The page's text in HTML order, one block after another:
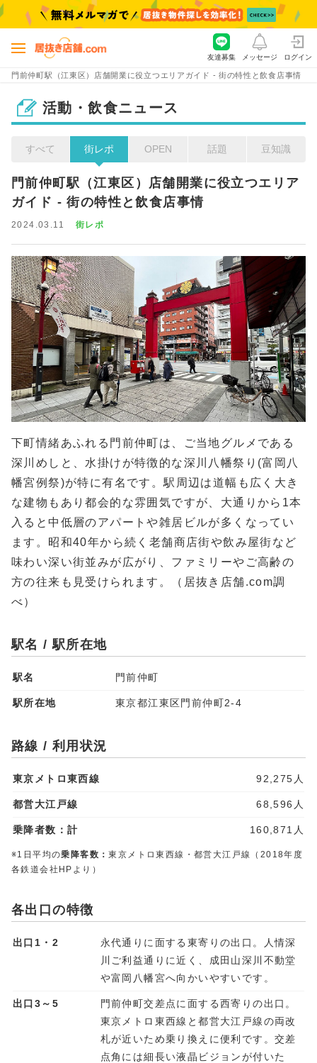
門前仲町駅（江東区）店舗開業に役立つエリアガイド - 街の特性と飲食店事情
友達募集 メッセージ ログイン
活動・飲食ニュース
すべて 街レポ OPEN 話題 豆知識
門前仲町駅（江東区）店舗開業に役立つエリア
ガイド - 街の特性と飲食店事情
2024.03.11 街レポ
下町情緒あふれる門前仲町は、ご当地グルメである
深川めしと、水掛けが特徴的な深川八幡祭り(富岡八
幡宮例祭)が特に有名です。駅周辺は道幅も広く大き
な建物もあり都会的な雰囲気ですが、大通りから1本
入ると中低層のアパートや雑居ビルが多くなってい
ます。昭和40年から続く老舗商店街や飲み屋街など
味わい深い街並みが広がり、ファミリーやご高齢の
方の往来も見受けられます。（居抜き店舗.com調
べ）
駅名 / 駅所在地
駅名 門前仲町
駅所在地 東京都江東区門前仲町2-4
路線 / 利用状況
東京メトロ東西線 92,275人
都営大江戸線 68,596人
乗降者数：計 160,871人
※1日平均の乗降客数：東京メトロ東西線・都営大江戸線（2018年度
各鉄道会社HPより）
各出口の特徴
出口1・2
永代通りに面する東寄りの出口。人情深
川ご利益通りに近く、成田山深川不動堂
や富岡八幡宮へ向かいやすいです。
出口3～5
門前仲町交差点に面する西寄りの出口。
東京メトロ東西線と都営大江戸線の両改
札が近いため乗り換えに便利です。交差
点角には細長い液晶ビジョンが付いた